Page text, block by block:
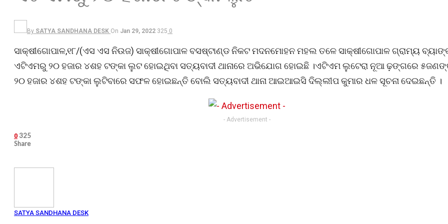
By SATYA SANDHANA DESK On Jan 29, 2022 325 0
ସାକ୍ଷୀଗୋପାଳ,୧୮/(ଏସ ଏସ ନିଉଜ) ସାକ୍ଷୀଗୋପାଳ ବସଷ୍ଟାଣ୍ଡ ନିକଟ ମଦନମୋହନ ମହଲ ତଳେ ସାକ୍ଷୀଗୋପାଳ ଗ୍ରାମ୍ୟ
ଏଟିଏମରୁ ୨୦ ହଜାର ୪ଶହ ଟଙ୍କା ଲୁଟ ହୋଇଥିବା ସତ୍ୟବାଦୀ ଥାନାରେ ଅଭିଯୋଗ ହୋଇଛି ।ଏଟିଏମ ଲୁଟେରା ନୂଆ ଢ଼ଙ୍ଗରେ
୨୦ ହଜାର ୪ଶହ ଟଙ୍କା ଲୁଟିବାରେ ସଫଳ ହୋଇଛନ୍ତି ବୋଲି ସତ୍ୟବାଦୀ ଥାନା ଆଇଆଇସି ଦିଲ୍ଲୀପ କୁମାର ଧଳ ସୂଚନା ଦେଇଛନ୍ତି ।
- Advertisement -
0 325
Share
SATYA SANDHANA DESK